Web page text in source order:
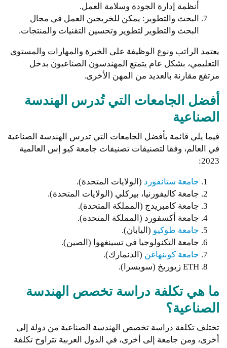
أنظمة إدارة الجودة وسلامة العمل.
البحث والتطوير: يمكن للخريجين العمل في مجال
البحث والتطوير لتطوير وتحسين التقنيات والمنتجات.
يعتمد الراتب ونوع الوظيفة على الخبرة والمهارات والمستوى
التعليمي، بشكل عام يتمتع المهندسون الصناعيون بدخل
مرتفع مقارنة بالعديد من المهن الأخرى.
أفضل الجامعات التي تُدرس الهندسة
الصناعية
فيما يلي قائمة بأفضل الجامعات التي تدرس الهندسة الصناعية
في العالم، وفقا لتصنيفات تصنيفات جامعة كيو إس العالمية
2023:
جامعة ستانفورد (الولايات المتحدة).
جامعة كاليفورنيا، بيركلي (الولايات المتحدة).
جامعة كامبريدج (المملكة المتحدة).
جامعة أكسفورد (المملكة المتحدة).
جامعة طوكيو (اليابان).
جامعة التكنولوجيا في تسينغهوا (الصين).
جامعة كوبنهاغن (الدنمارك).
ETH زيوريخ (سويسرا).
ما هي تكلفة دراسة تخصص الهندسة
الصناعية؟
تختلف تكلفة دراسة تخصص الهندسة الصناعية من دولة إلى
أخرى، ومن جامعة إلى أخرى، في الدول العربية تتراوح تكلفة